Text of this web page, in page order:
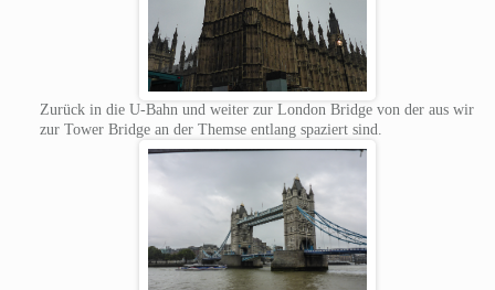
Zurück in die U-Bahn und weiter zur London Bridge von der aus wir
zur Tower Bridge an der Themse entlang spaziert sind.